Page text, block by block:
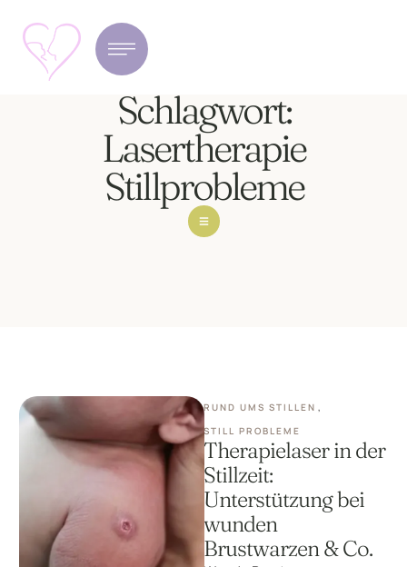
Schlagwort:
Lasertherapie
Stillprobleme
RUND UMS STILLEN ,
STILL PROBLEME
Therapielaser in der
Stillzeit:
Unterstützung bei
wunden
Brustwarzen & Co.